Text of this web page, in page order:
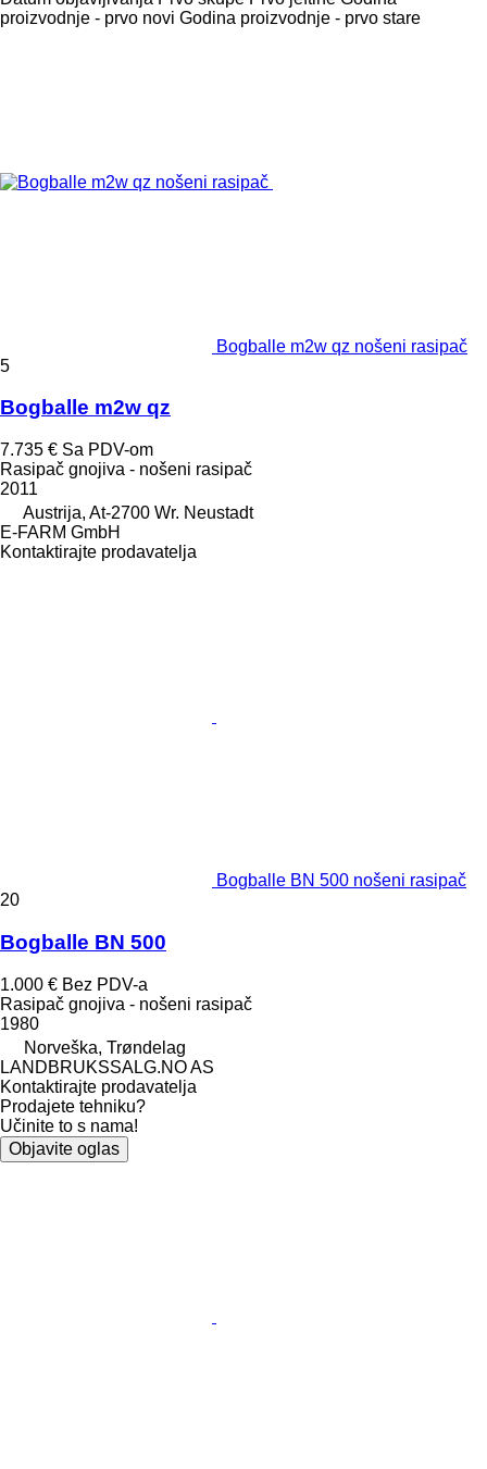
proizvodnje - prvo novi Godina proizvodnje - prvo stare
Bogballe m2w qz nošeni rasipač
5
Bogballe m2w qz
7.735 € Sa PDV-om
Rasipač gnojiva - nošeni rasipač
2011
Austrija, At-2700 Wr. Neustadt
E-FARM GmbH
Kontaktirajte prodavatelja
Bogballe BN 500 nošeni rasipač
20
Bogballe BN 500
1.000 € Bez PDV-a
Rasipač gnojiva - nošeni rasipač
1980
Norveška, Trøndelag
LANDBRUKSSALG.NO AS
Kontaktirajte prodavatelja
Prodajete tehniku?
Učinite to s nama!
Objavite oglas